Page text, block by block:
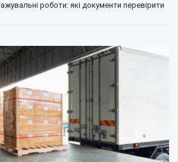
роботи: які документи перевірити